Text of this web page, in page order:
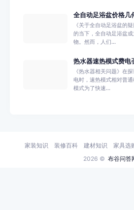
全自动足浴盆价格几
《关于全自动足浴盆的
的当下，全自动足浴盆
物。然而，人们...
热水器速热模式费电
《热水器相关问题》在
电时，速热模式相对普
模式为了快速...
2026 © 布谷问答
家装知识 装修百科 建材知识 家具选